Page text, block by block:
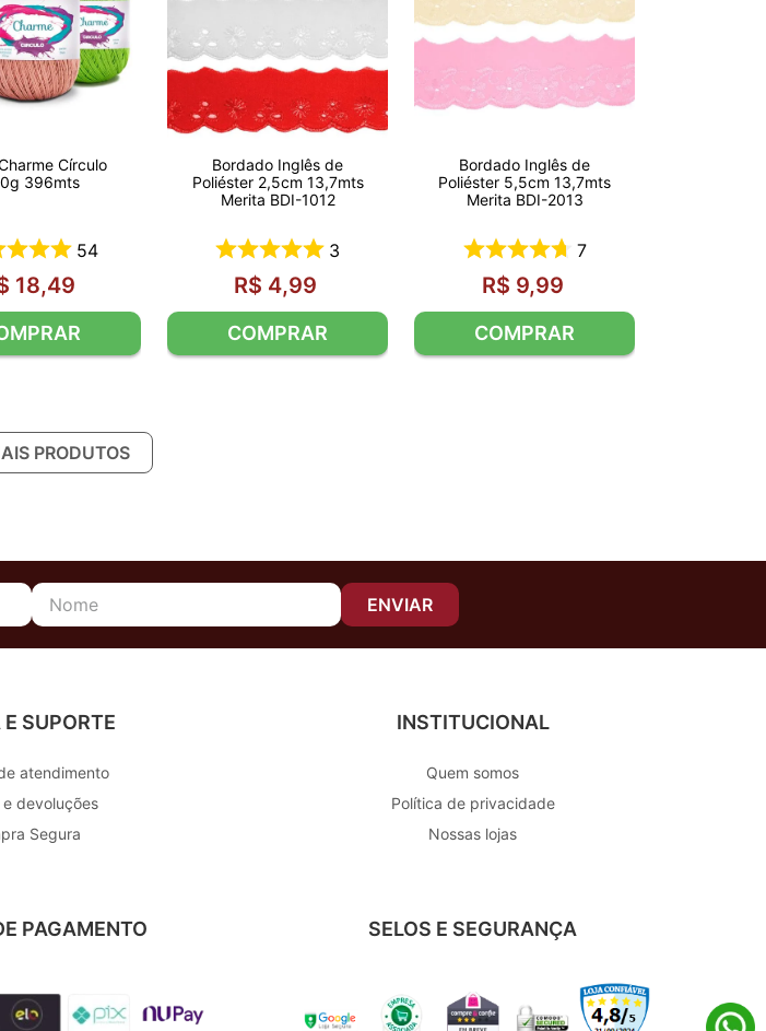
Círculo
396mts
54
18,49
Bordado Inglês de
Poliéster 2,5cm 13,7mts
Merita BDI-1012
3
R$ 4,99
COMPRAR
Bordado Inglês de
Poliéster 5,5cm 13,7mts
Merita BDI-2013
7
R$ 9,99
COMPRAR
ENVIAR
SUPORTE
atendimento
e devoluções
Segura
INSTITUCIONAL
Quem somos
Política de privacidade
Nossas lojas
PAGAMENTO SELOS E SEGURANÇA